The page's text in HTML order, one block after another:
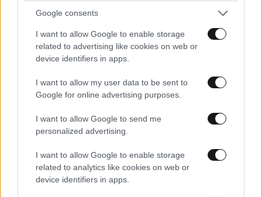
Google consents
I want to allow Google to enable storage
related to advertising like cookies on web or
device identifiers in apps.
I want to allow my user data to be sent to
Google for online advertising purposes.
I want to allow Google to send me
personalized advertising.
I want to allow Google to enable storage
related to analytics like cookies on web or
device identifiers in apps.
Ζελένσκι: «Ευχαριστώ» στη Γερουσία των ΗΠΑ
Ακολουθήστε τοNEWSBEASTστοGoogle News
και μάθετε πρώτοι όλες τις ειδήσεις